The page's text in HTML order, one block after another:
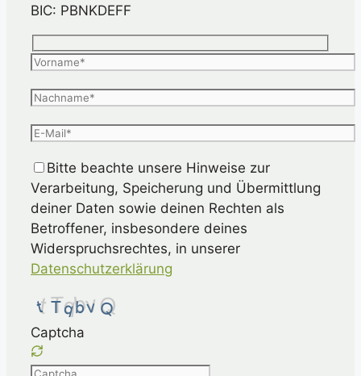
BIC: PBNKDEFF
Bitte beachte unsere Hinweise zur
Verarbeitung, Speicherung und Übermittlung
deiner Daten sowie deinen Rechten als
Betroffener, insbesondere deines
Widerspruchsrechtes, in unserer
Datenschutzerklärung
Captcha
Please